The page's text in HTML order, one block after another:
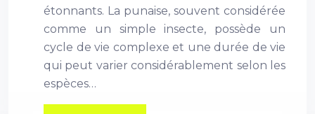
étonnants. La punaise, souvent considérée
comme un simple insecte, possède un
cycle de vie complexe et une durée de vie
qui peut varier considérablement selon les
espèces…